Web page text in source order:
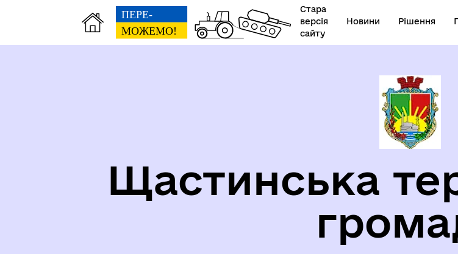
Стара
версія
сайту
Новини Рішення
РОЗПИС, ГРАФІК ПРИЙОМУ
НАСЕЛЕННЯ
Щастинська